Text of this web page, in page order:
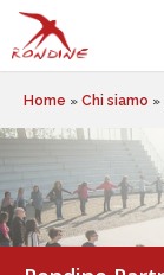
Home » Chi siamo »